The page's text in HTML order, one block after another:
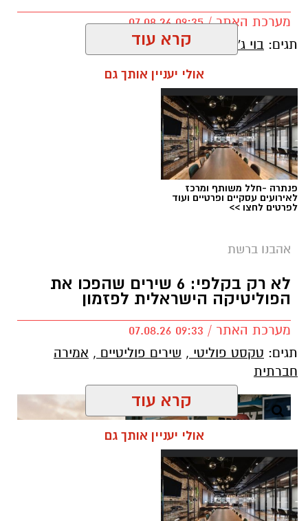
מערכת האתר / 09:35 07.08.26
תגים: בוי ג'ורג'
למילים וצפו בקלפי הרשמי
George מעורר סערה בינלאומית בעקבות שיר
חדש בשם "We Will Dance Again"
נרקוד"), שבו הוא מביע תמיכה בישראל ובקורבנות
מתקפת הטרור של 7 באוקטובר. השיר שואב
השראה מהאירועים הקשים שהתרחשו בפסטיבל
הנובה ומהפגיעה באלפי אזרחים ישראלים.
סערה בעולם המוזיקה: הכוכב הבריטי הוותיק יצא
בגלוי לצד ישראל – והשיר החדש מסעיר את
קרא עוד
אולי יעניין אותך גם
פנתרה -חלל משותף ומרכז
לאירועים עסקיים ופרטיים ועוד
לפרטים לחצו >>
אהבנו ברשת
לא רק בקלפי: 6 שירים שהפכו את
הפוליטיקה הישראלית לפזמון
מערכת האתר / 09:33 07.08.26
תגים: טקסט פוליטי , שירים פוליטיים , אמירה
חברתית
קרא עוד
אולי יעניין אותך גם